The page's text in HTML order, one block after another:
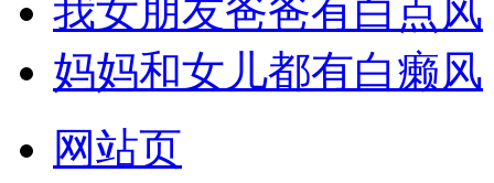
我女朋友爸爸有白点风
妈妈和女儿都有白癞风
网站页